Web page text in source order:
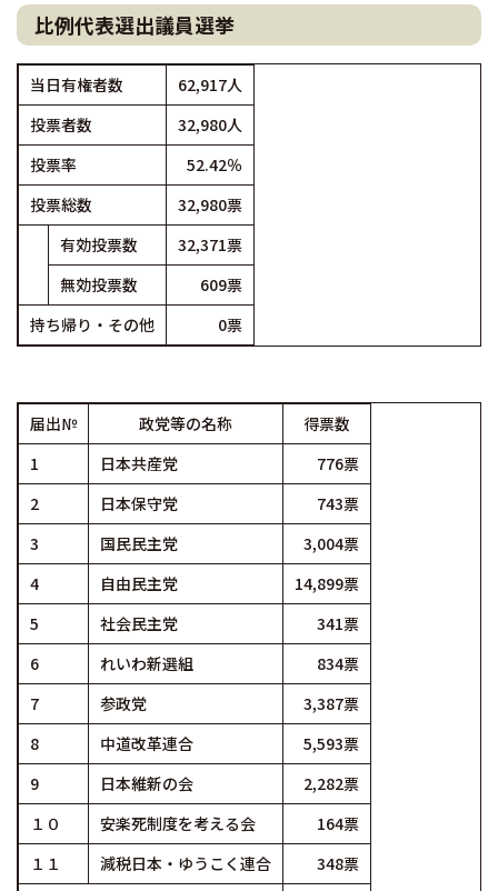
比例代表選出議員選挙
当日有権者数
62,917人
投票者数
32,980人
投票率
52.42％
投票総数
32,980票
有効投票数
32,371票
無効投票数
609票
持ち帰り・その他
0票
届出№ 政党等の名称
得票数
1
日本共産党
776票
2
日本保守党
743票
3
国民民主党
3,004票
4
自由民主党
14,899票
5
社会民主党
341票
6
れいわ新選組
834票
7
参政党
3,387票
8
中道改革連合
5,593票
9
日本維新の会
2,282票
１０
安楽死制度を考える会
164票
１１
減税日本・ゆうこく連合
348票